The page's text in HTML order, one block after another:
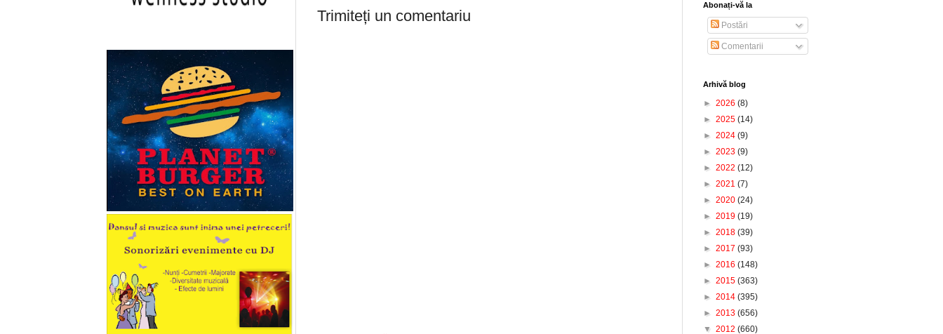
Trimiteți un comentariu
Abonați-vă la
Postări
Comentarii
Arhivă blog
► 2026 (8)
► 2025 (14)
► 2024 (9)
► 2023 (9)
► 2022 (12)
► 2021 (7)
► 2020 (24)
► 2019 (19)
► 2018 (39)
► 2017 (93)
► 2016 (148)
► 2015 (363)
► 2014 (395)
► 2013 (656)
▼ 2012 (660)